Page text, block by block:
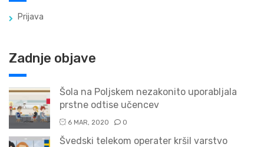
Prijava
Zadnje objave
Šola na Poljskem nezakonito uporabljala
prstne odtise učencev
6 MAR, 2020 0
Švedski telekom operater kršil varstvo